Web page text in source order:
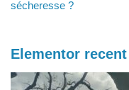
sécheresse ?
Elementor